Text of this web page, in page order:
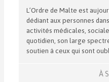
L’Ordre de Malte est
dédiant aux personnes
activités médicales,
quotidien, son large
soutien à ceux qui sont
À